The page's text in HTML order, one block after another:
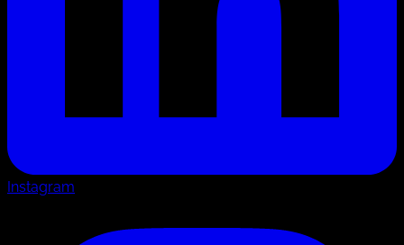
Instagram